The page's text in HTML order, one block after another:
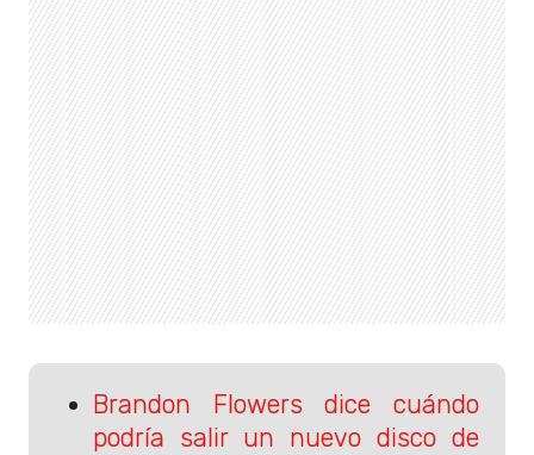
Brandon Flowers dice cuándo
podría salir un nuevo disco de